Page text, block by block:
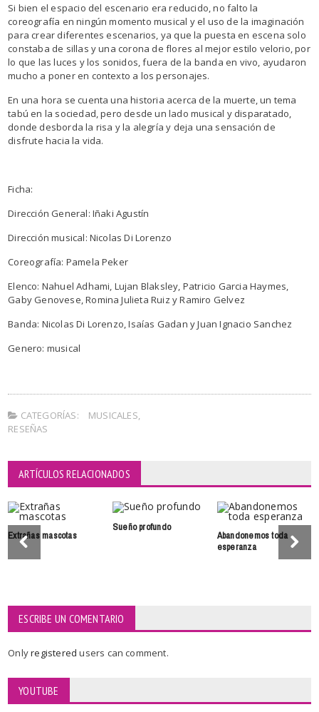
Si bien el espacio del escenario era reducido, no falto la
coreografía en ningún momento musical y el uso de la imaginación
para crear diferentes escenarios, ya que la puesta en escena solo
constaba de sillas y una corona de flores al mejor estilo velorio, por
lo que las luces y los sonidos, fuera de la banda en vivo, ayudaron
mucho a poner en contexto a los personajes.
En una hora se cuenta una historia acerca de la muerte, un tema
tabú en la sociedad, pero desde un lado musical y disparatado,
donde desborda la risa y la alegría y deja una sensación de
disfrute hacia la vida.
Ficha:
Dirección General: Iñaki Agustín
Dirección musical: Nicolas Di Lorenzo
Coreografía: Pamela Peker
Elenco: Nahuel Adhami, Lujan Blaksley, Patricio Garcia Haymes,
Gaby Genovese, Romina Julieta Ruiz y Ramiro Gelvez
Banda: Nicolas Di Lorenzo, Isaías Gadan y Juan Ignacio Sanchez
Genero: musical
CATEGORÍAS: MUSICALES,
RESEÑAS
ARTÍCULOS RELACIONADOS
Extrañas mascotas
Sueño profundo
Abandonemos toda
esperanza
ESCRIBE UN COMENTARIO
Onlyregisteredusers can comment.
YOUTUBE